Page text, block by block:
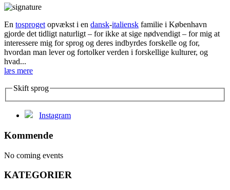
En tosproget opvækst i en dansk-italiensk familie i København
gjorde det tidligt naturligt – for ikke at sige nødvendigt – for mig at
interessere mig for sprog og deres indbyrdes forskelle og for,
hvordan man lever og fortolker verden i forskellige kulturer, og
hvad...
læs mere
Skift sprog
Instagram
Kommende
No coming events
KATEGORIER